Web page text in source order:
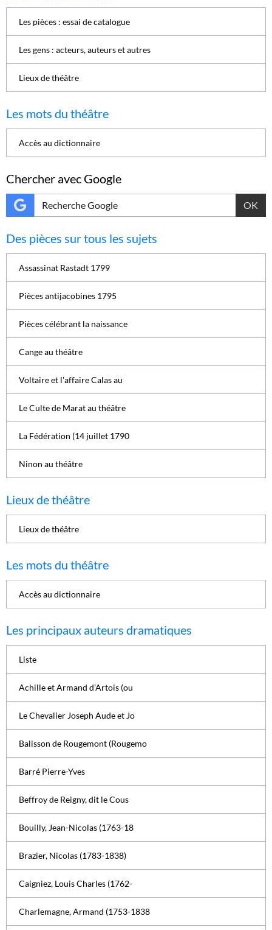
Les pièces : essai de catalogue
Les gens : acteurs, auteurs et autres
Lieux de théâtre
Les mots du théâtre
Accès au dictionnaire
Chercher avec Google
OK
Des pièces sur tous les sujets
Assassinat Rastadt 1799
Pièces antijacobines 1795
Pièces célébrant la naissance
Cange au théâtre
Voltaire et l'affaire Calas au
Le Culte de Marat au théâtre
La Fédération (14 juillet 1790
Ninon au théâtre
Lieux de théâtre
Lieux de théâtre
Les mots du théâtre
Accès au dictionnaire
Les principaux auteurs dramatiques
Liste
Achille et Armand d’Artois (ou
Le Chevalier Joseph Aude et Jo
Balisson de Rougemont (Rougemo
Barré Pierre-Yves
Beffroy de Reigny, dit le Cous
Bouilly, Jean-Nicolas (1763-18
Brazier, Nicolas (1783-1838)
Caigniez, Louis Charles (1762-
Charlemagne, Armand (1753-1838